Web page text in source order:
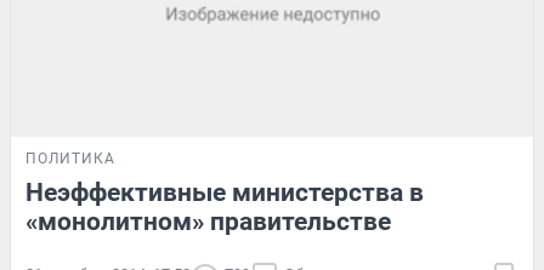
ПОЛИТИКА
Неэффективные министерства в
«монолитном» правительстве